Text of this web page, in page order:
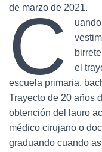
de marzo de 2021.
C
el
escuela primaria,
Trayecto de 20 años
obtención del lauro
médico cirujano o
graduando cuando